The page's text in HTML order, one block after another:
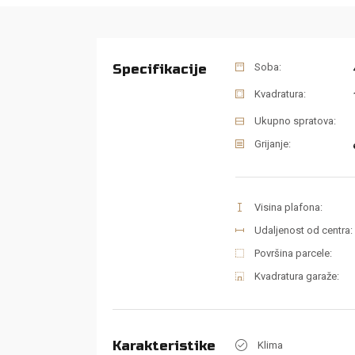
Specifikacije Soba:
Kvadratura:
Ukupno spratova:
Grijanje:
Visina plafona:
Udaljenost od centra:
Površina parcele:
Kvadratura garaže:
Karakteristike Klima